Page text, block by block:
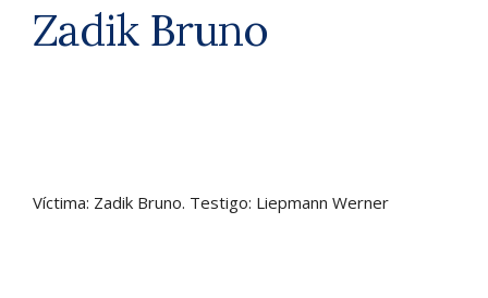
Zadik Bruno
Víctima: Zadik Bruno. Testigo: Liepmann Werner